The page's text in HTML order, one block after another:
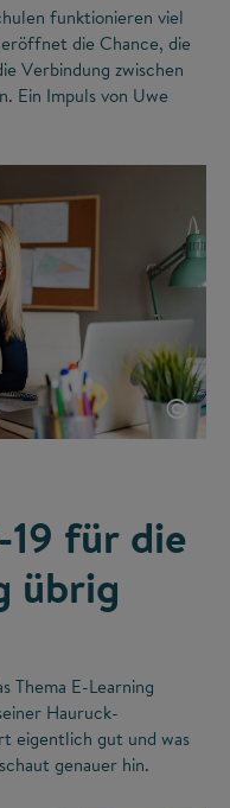
funktionieren viel
die Chance, die
Verbindung zwischen
Ein Impuls von Uwe
©
für die
übrig
Thema E-Learning
Hauruck-
eigentlich gut und was
genauer hin.